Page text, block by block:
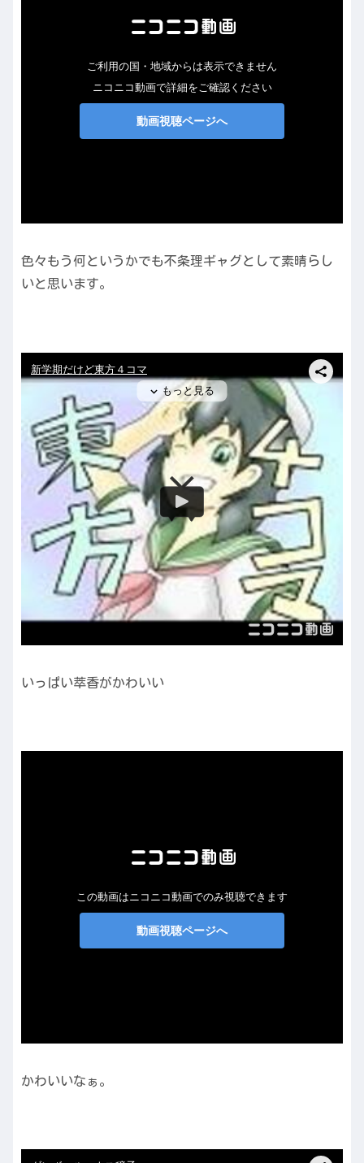
色々もう何というかでも不条理ギャグとして素晴らし
いと思います。
いっぱい萃香がかわいい
かわいいなぁ。